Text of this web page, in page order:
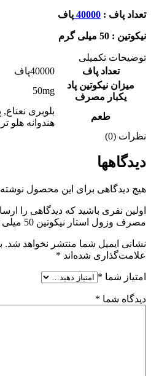
تعداد پاف : 40000 پاف
نیکوتین : 50 میلی گرم
توضیحات تکمیلی
تعداد پاف
40000پاف
میزان نیکوتین پاد
یکبار مصرف
50mg
طعم
بلوبری نعناع,
هندوانه هلو
نظرات (0)
دیدگاهها
هیچ دیدگاهی برای این محصول
اولین نفری باشید که دیدگاهی را
مصرف وزول استار نیکوتین 50 میلی گرم (تعداد پاف 40000)”
نشانی ایمیل شما منتشر نخواهد شد.
علامت‌گذاری شده‌اند *
امتیاز شما *
دیدگاه شما *